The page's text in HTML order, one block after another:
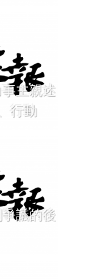
主親述
行動
議的後